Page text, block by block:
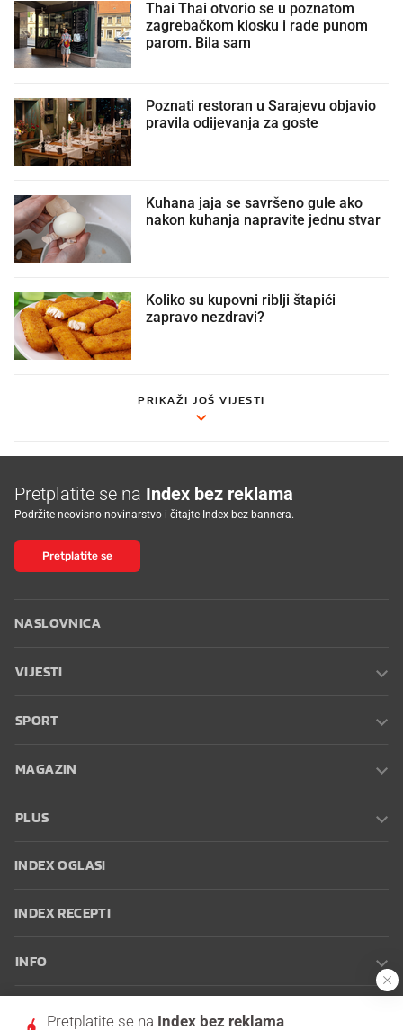
Thai Thai otvorio se u poznatom
zagrebačkom kiosku i rade punom
parom. Bila sam
Poznati restoran u Sarajevu objavio
pravila odijevanja za goste
Kuhana jaja se savršeno gule ako
nakon kuhanja napravite jednu stvar
Koliko su kupovni riblji štapići
zapravo nezdravi?
PRIKAŽI JOŠ VIJESTI
Pretplatite se na Index bez reklama
Podržite neovisno novinarstvo i čitajte Index bez bannera.
Pretplatite se
NASLOVNICA
VIJESTI
SPORT
MAGAZIN
PLUS
INDEX OGLASI
INDEX RECEPTI
INFO
korištenja
Postavke kolačića
Pretplatite se na Index bez reklama